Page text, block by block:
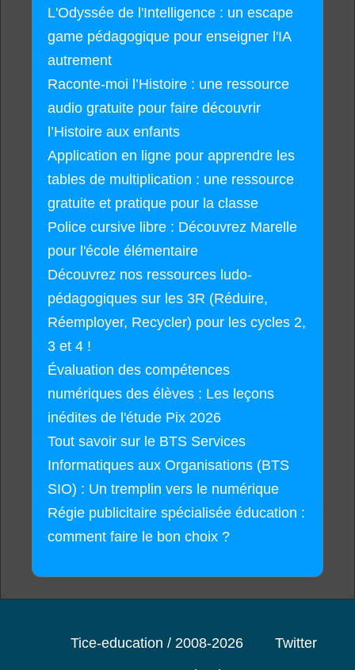
L'Odyssée de l'Intelligence : un escape
game pédagogique pour enseigner l'IA
autrement
Raconte-moi l’Histoire : une ressource
audio gratuite pour faire découvrir
l’Histoire aux enfants
Application en ligne pour apprendre les
tables de multiplication : une ressource
gratuite et pratique pour la classe
Police cursive libre : Découvrez Marelle
pour l'école élémentaire
Découvrez nos ressources ludo-
pédagogiques sur les 3R (Réduire,
Réemployer, Recycler) pour les cycles 2,
3 et 4 !
Évaluation des compétences
numériques des élèves : Les leçons
inédites de l'étude Pix 2026
Tout savoir sur le BTS Services
Informatiques aux Organisations (BTS
SIO) : Un tremplin vers le numérique
Régie publicitaire spécialisée éducation :
comment faire le bon choix ?
Tice-education / 2008-2026
Twitter